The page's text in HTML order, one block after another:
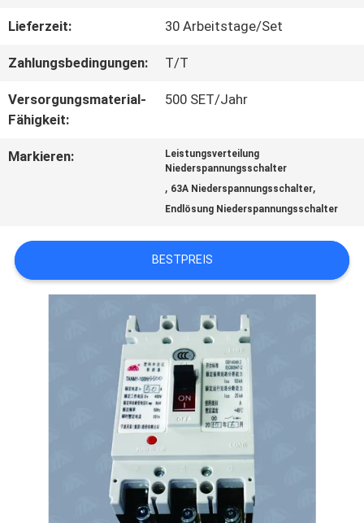
QUALITÄTSKONTROLLE
SIE
MIT
VERBINDUNG
NACHRICHTEN
Lieferzeit: 30 Arbeitstage/Set
Zahlungsbedingungen: T/T
Versorgungsmaterial-
Fähigkeit:
500 SET/Jahr
Markieren:
Leistungsverteilung
Niederspannungsschalter
, 63A Niederspannungsschalter,
Endlösung Niederspannungsschalter
BESTPREIS